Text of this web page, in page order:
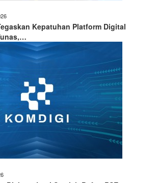
Kepatuhan Platform Digital